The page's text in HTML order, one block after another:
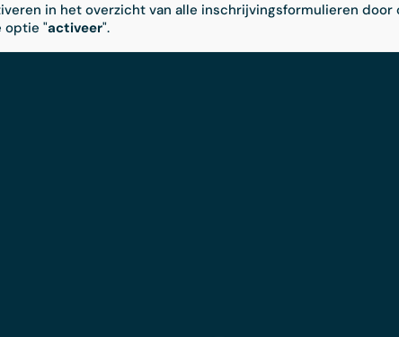
in het overzicht van alle inschrijvingsformulieren
optie "activeer".